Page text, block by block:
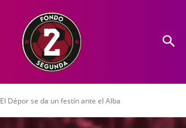
El Dépor se da un festín ante el Alba